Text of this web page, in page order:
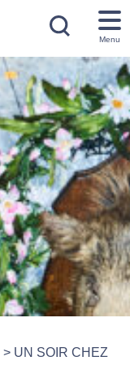
Menu
> UN SOIR CHEZ